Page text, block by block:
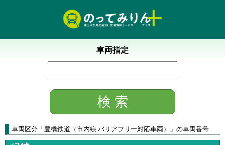
車両指定
車両区分 「 豊橋鉄道（市内線 バリアフリー対応車両） 」 の車両番号